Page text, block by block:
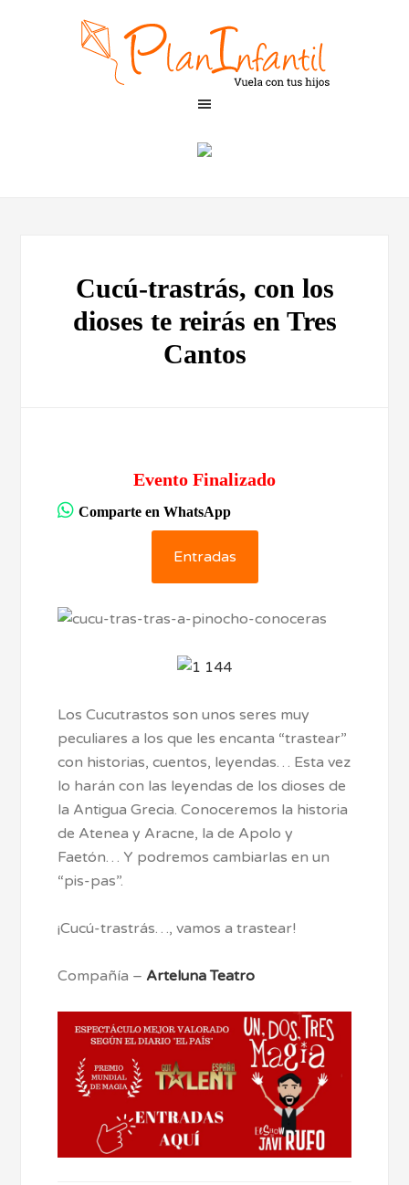
Cucú-trastrás, con los
dioses te reirás en Tres
Cantos
Evento Finalizado
Comparte en WhatsApp
Entradas
Los Cucutrastos son unos seres muy
peculiares a los que les encanta “trastear”
con historias, cuentos, leyendas… Esta vez
lo harán con las leyendas de los dioses de
la Antigua Grecia. Conoceremos la historia
de Atenea y Aracne, la de Apolo y
Faetón… Y podremos cambiarlas en un
“pis-pas”.
¡Cucú-trastrás…, vamos a trastear!
Compañía – Arteluna Teatro